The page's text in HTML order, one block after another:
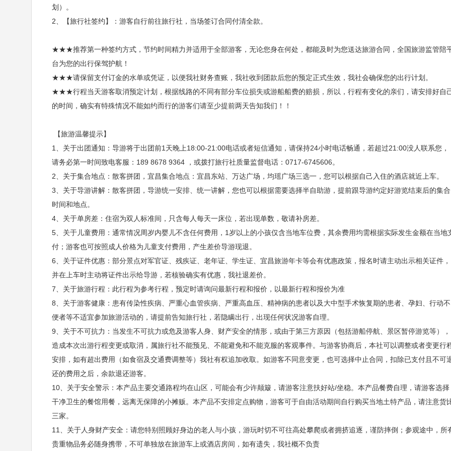
划）。
2、【旅行社签约】：游客自行前往旅行社，当场签订合同付清全款。
★★★推荐第一种签约方式，节约时间精力并适用于全部游客，无论您身在何处，都能及时为您送达旅游合同，全国旅游监管陪
台为您的出行保驾护航！
★★★请保留支付订金的水单或凭证，以便我社财务查账，我社收到团款后您的预定正式生效，我社会确保您的出行计划。
★★★行程当天游客取消预定计划，根据线路的不同有部分车位损失或游船船费的赔损，所以，行程有变化的亲们，请安排好自
的时间，确实有特殊情况不能如约而行的游客们请至少提前两天告知我们！！
【旅游温馨提示】
1、关于出团通知：导游将于出团前1天晚上18:00-21:00电话或者短信通知，请保持24小时电话畅通，若超过21:00没人联系您，
请务必第一时间致电客服：189 8678 9364 ，或拨打旅行社质量监督电话：0717-6745606。
2、关于集合地点：散客拼团，宜昌集合地点：宜昌东站、万达广场，均瑶广场三选一，您可以根据自己入住的酒店就近上车。
3、关于导游讲解：散客拼团，导游统一安排、统一讲解，您也可以根据需要选择半自助游，提前跟导游约定好游览结束后的集合
时间和地点。
4、关于单房差：住宿为双人标准间，只含每人每天一床位，若出现单数，敬请补房差。
5、关于儿童费用：通常情况周岁内婴儿不含任何费用，1岁以上的小孩仅含当地车位费，其余费用均需根据实际发生金额在当地
付；游客也可按照成人价格为儿童支付费用，产生差价导游现退。
6、关于证件优惠：部分景点对军官证、残疾证、老年证、学生证、宜昌旅游年卡等会有优惠政策，报名时请主动出示相关证件，
并在上车时主动将证件出示给导游，若核验确实有优惠，我社退差价。
7、关于旅游行程：此行程为参考行程，预定时请询问最新行程和报价，以最新行程和报价为准
8、关于游客健康：患有传染性疾病、严重心血管疾病、严重高血压、精神病的患者以及大中型手术恢复期的患者、孕妇、行动不
便者等不适宜参加旅游活动的，请提前告知旅行社，若隐瞒出行，出现任何状况游客自理。
9、关于不可抗力：当发生不可抗力或危及游客人身、财产安全的情形，或由于第三方原因（包括游船停航、景区暂停游览等），
造成本次出游行程变更或取消，属旅行社不能预见、不能避免和不能克服的客观事件。与游客协商后，本社可以调整或者变更行
安排，如有超出费用（如食宿及交通费调整等）我社有权追加收取。如游客不同意变更，也可选择中止合同，扣除已支付且不可
还的费用之后，余款退还游客。
10、关于安全警示：本产品主要交通路程均在山区，可能会有少许颠簸，请游客注意扶好站/坐稳。本产品餐费自理，请游客选择
干净卫生的餐馆用餐，远离无保障的小摊贩。本产品不安排定点购物，游客可于自由活动期间自行购买当地土特产品，请注意货
三家。
11、关于人身财产安全：请您特别照顾好身边的老人与小孩，游玩时切不可往高处攀爬或者拥挤追逐，谨防摔倒；参观途中，所
贵重物品务必随身携带，不可单独放在旅游车上或酒店房间，如有遗失，我社概不负责